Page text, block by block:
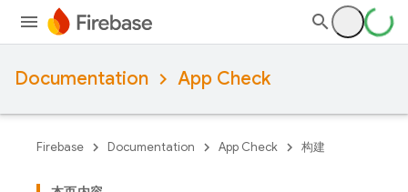
Documentation App Check
Firebase Documentation App Check 构建